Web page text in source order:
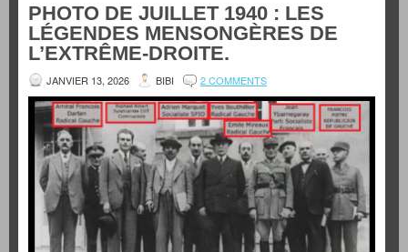
PHOTO DE JUILLET 1940 : LES
LÉGENDES MENSONGÈRES DE
L’EXTRÊME-DROITE.
JANVIER 13, 2026 BIBI 2 COMMENTS